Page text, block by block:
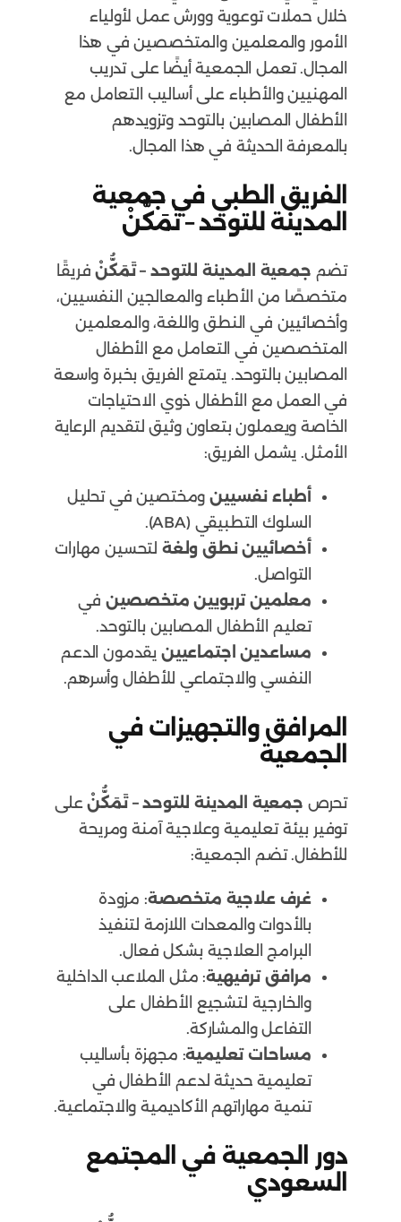
خلال حملات توعوية وورش عمل لأولياء
الأمور والمعلمين والمتخصصين في هذا
المجال. تعمل الجمعية أيضًا على تدريب
المهنيين والأطباء على أساليب التعامل مع
الأطفال المصابين بالتوحد وتزويدهم
بالمعرفة الحديثة في هذا المجال.
الفريق الطبي في جمعية
المدينة للتوحد – تَمَكُّنْ
تضم جمعية المدينة للتوحد – تَمَكُّنْفريقًا
متخصصًا من الأطباء والمعالجين النفسيين،
وأخصائيين في النطق واللغة، والمعلمين
المتخصصين في التعامل مع الأطفال
المصابين بالتوحد. يتمتع الفريق بخبرة واسعة
في العمل مع الأطفال ذوي الاحتياجات
الخاصة ويعملون بتعاون وثيق لتقديم الرعاية
الأمثل. يشمل الفريق:
أطباء نفسيينومختصين في تحليل
السلوك التطبيقي (ABA).
أخصائيين نطق ولغة لتحسين مهارات
التواصل.
معلمين تربويين متخصصين في
تعليم الأطفال المصابين بالتوحد.
مساعدين اجتماعيين يقدمون الدعم
النفسي والاجتماعي للأطفال وأسرهم.
المرافق والتجهيزات في
الجمعية
تحرص جمعية المدينة للتوحد – تَمَكُّنْعلى
توفير بيئة تعليمية وعلاجية آمنة ومريحة
للأطفال. تضم الجمعية:
غرف علاجية متخصصة: مزودة
بالأدوات والمعدات اللازمة لتنفيذ
البرامج العلاجية بشكل فعال.
مرافق ترفيهية: مثل الملاعب الداخلية
والخارجية لتشجيع الأطفال على
التفاعل والمشاركة.
مساحات تعليمية: مجهزة بأساليب
تعليمية حديثة لدعم الأطفال في
تنمية مهاراتهم الأكاديمية والاجتماعية.
دور الجمعية في المجتمع
السعودي